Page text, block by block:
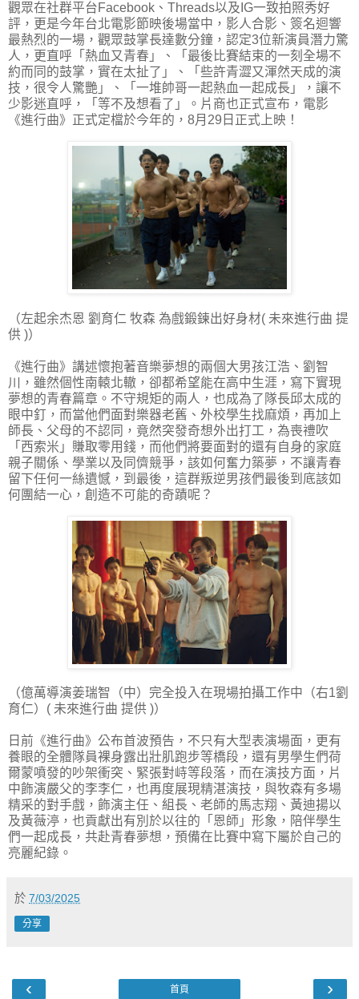
觀眾在社群平台Facebook、Threads以及IG一致拍照秀好
評，更是今年台北電影節映後場當中，影人合影、簽名迴響
最熱烈的一場，觀眾鼓掌長達數分鐘，認定3位新演員潛力驚
人，更直呼「熱血又青春」、「最後比賽結束的一刻全場不
約而同的鼓掌，實在太扯了」、「些許青澀又渾然天成的演
技，很令人驚艷」、「一堆帥哥一起熱血一起成長」，讓不
少影迷直呼，「等不及想看了」。片商也正式宣布，電影
《進行曲》正式定檔於今年的，8月29日正式上映！
（左起余杰恩 劉育仁 牧森 為戲鍛鍊出好身材( 未來進行曲 提
供 )）
《進行曲》講述懷抱著音樂夢想的兩個大男孩江浩、劉智
川，雖然個性南轅北轍，卻都希望能在高中生涯，寫下實現
夢想的青春篇章。不守規矩的兩人，也成為了隊長邱太成的
眼中釘，而當他們面對樂器老舊、外校學生找麻煩，再加上
師長、父母的不認同，竟然突發奇想外出打工，為喪禮吹
「西索米」賺取零用錢，而他們將要面對的還有自身的家庭
親子關係、學業以及同儕競爭，該如何奮力築夢，不讓青春
留下任何一絲遺憾，到最後，這群叛逆男孩們最後到底該如
何團結一心，創造不可能的奇蹟呢？
（億萬導演姜瑞智（中）完全投入在現場拍攝工作中（右1劉
育仁）( 未來進行曲 提供 )）
日前《進行曲》公布首波預告，不只有大型表演場面，更有
養眼的全體隊員裸身露出壯肌跑步等橋段，還有男學生們荷
爾蒙噴發的吵架衝突、緊張對峙等段落，而在演技方面，片
中飾演嚴父的李李仁，也再度展現精湛演技，與牧森有多場
精采的對手戲，飾演主任、組長、老師的馬志翔、黃迪揚以
及黃薇渟，也貢獻出有別於以往的「恩師」形象，陪伴學生
們一起成長，共赴青春夢想，預備在比賽中寫下屬於自己的
亮麗紀錄。
於 7/03/2025
分享
‹ ›
首頁